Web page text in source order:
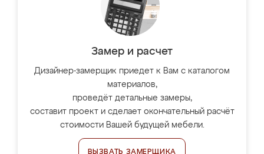
Замер и расчет
Дизайнер-замерщик приедет к Вам с каталогом
материалов,
проведёт детальные замеры,
составит проект и сделает окончательный расчёт
стоимости Вашей будущей мебели.
ВЫЗВАТЬ ЗАМЕРЩИКА